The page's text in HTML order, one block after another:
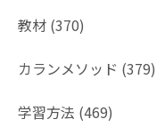
教材 (370)
カランメソッド (379)
学習方法 (469)